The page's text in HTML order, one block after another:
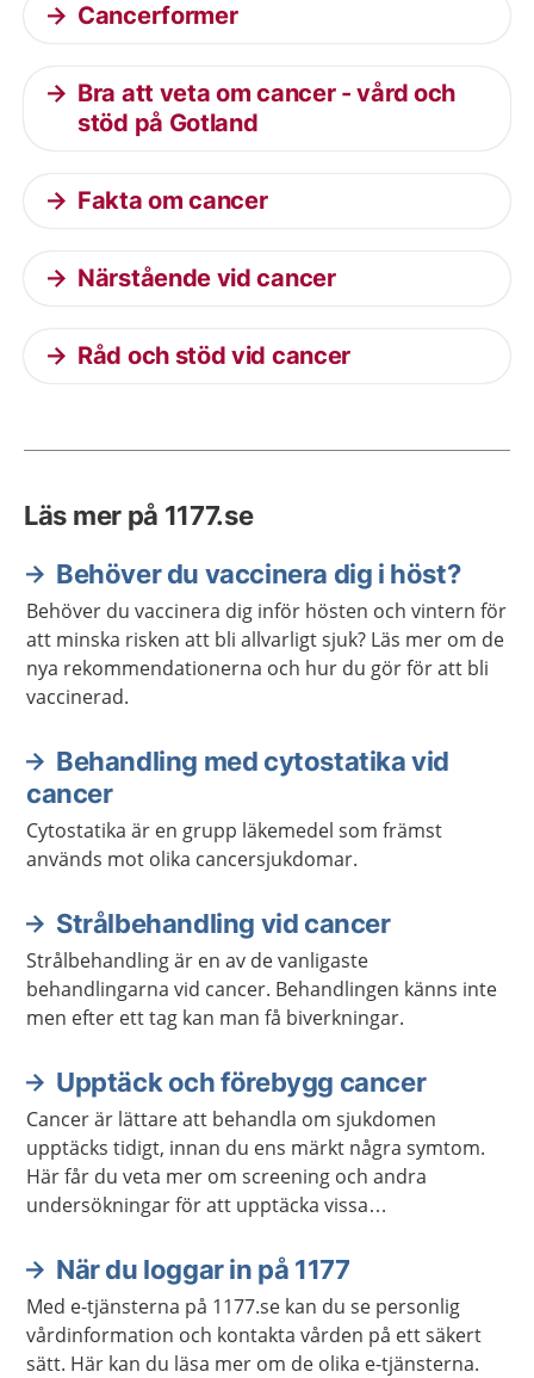
Cancerformer
Bra att veta om cancer - vård och
stöd på Gotland
Fakta om cancer
Närstående vid cancer
Råd och stöd vid cancer
Läs mer på 1177.se
Behöver du vaccinera dig i höst?
Behöver du vaccinera dig inför hösten och vintern för
att minska risken att bli allvarligt sjuk? Läs mer om de
nya rekommendationerna och hur du gör för att bli
vaccinerad.
Behandling med cytostatika vid
cancer
Cytostatika är en grupp läkemedel som främst
används mot olika cancersjukdomar.
Strålbehandling vid cancer
Strålbehandling är en av de vanligaste
behandlingarna vid cancer. Behandlingen känns inte
men efter ett tag kan man få biverkningar.
Upptäck och förebygg cancer
Cancer är lättare att behandla om sjukdomen
upptäcks tidigt, innan du ens märkt några symtom.
Här får du veta mer om screening och andra
undersökningar för att upptäcka vissa
När du loggar in på 1177
Med e-tjänsterna på 1177.se kan du se personlig
vårdinformation och kontakta vården på ett säkert
sätt. Här kan du läsa mer om de olika e-tjänsterna.